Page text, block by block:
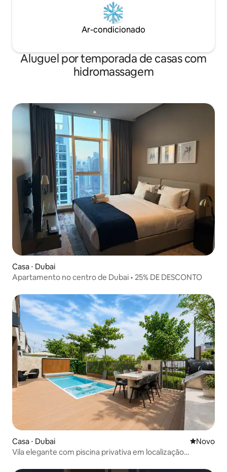
Ar-condicionado
Aluguel por temporada de casas com
hidromassagem
Casa ⋅ Dubai
Apartamento no centro de Dubai • 25% DE DESCONTO
Casa ⋅ Dubai Novo
Novo
Vila elegante com piscina privativa em localização